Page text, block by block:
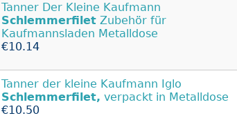
Tanner Der Kleine Kaufmann
Schlemmerfilet Zubehör für
Kaufmannsladen Metalldose
€10.14
Tanner der kleine Kaufmann Iglo
Schlemmerfilet, verpackt in Metalldose
€10.50